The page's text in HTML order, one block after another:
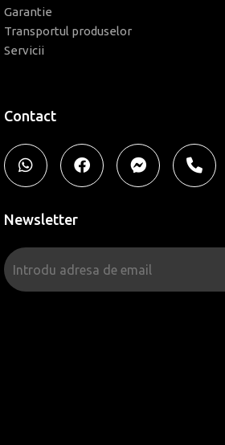
Garantie
Transportul produselor
Servicii
Contact
Newsletter